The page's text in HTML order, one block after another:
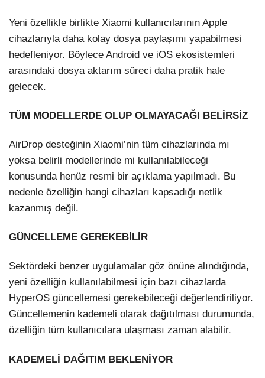
Facebook
Instagram
Youtube
Yeni özellikle birlikte Xiaomi kullanıcılarının Apple
cihazlarıyla daha kolay dosya paylaşımı yapabilmesi
hedefleniyor. Böylece Android ve iOS ekosistemleri
arasındaki dosya aktarım süreci daha pratik hale
gelecek.
TÜM MODELLERDE OLUP OLMAYACAĞI BELİRSİZ
AirDrop desteğinin Xiaomi’nin tüm cihazlarında mı
yoksa belirli modellerinde mi kullanılabileceği
konusunda henüz resmi bir açıklama yapılmadı. Bu
nedenle özelliğin hangi cihazları kapsadığı netlik
kazanmış değil.
GÜNCELLEME GEREKEBİLİR
Sektördeki benzer uygulamalar göz önüne alındığında,
yeni özelliğin kullanılabilmesi için bazı cihazlarda
HyperOS güncellemesi gerekebileceği değerlendiriliyor.
Güncellemenin kademeli olarak dağıtılması durumunda,
özelliğin tüm kullanıcılara ulaşması zaman alabilir.
KADEMELİ DAĞITIM BEKLENİYOR